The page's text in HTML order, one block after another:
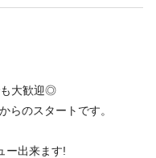
ので電話対応＆予約対応
リジェンヌラッシュリフ
も大歓迎◎
らのスタートです。
ー出来ます!